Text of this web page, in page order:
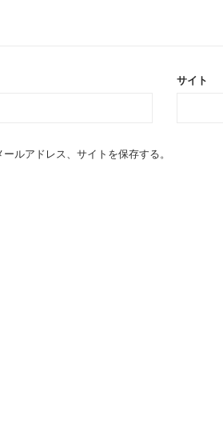
サイト
ルアドレス、サイトを保存する。